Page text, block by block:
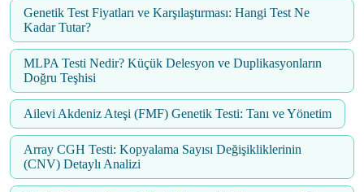
Genetik Test Fiyatları ve Karşılaştırması: Hangi Test Ne
Kadar Tutar?
MLPA Testi Nedir? Küçük Delesyon ve Duplikasyonların
Doğru Teşhisi
Ailevi Akdeniz Ateşi (FMF) Genetik Testi: Tanı ve Yönetim
Array CGH Testi: Kopyalama Sayısı Değişikliklerinin
(CNV) Detaylı Analizi